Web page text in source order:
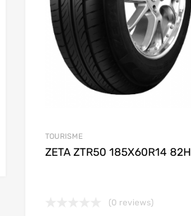
Ajouter au panier
TOURISME
ZETA ZTR50 185X60R14 82H
(0 reviews)